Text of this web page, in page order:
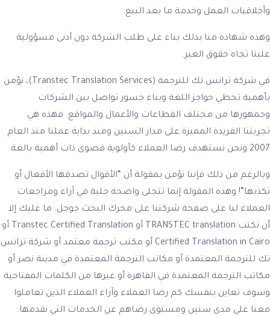
وأخلاقيات العمل وخدمة ما بعد البيع.
وهذه شهادة منا بذلك بناء على طلب الشركة دون أدنى مسؤولية
علينا تجاه حقوق الغير.
في شركة ترانس تك للترجمة (Transtec Translation Services)، نؤمن
بأهمية تخطي حواجز اللغة وبناء جسور تواصل بين الشركات
وجمهورها من مختلف القطاعات والأعمال والمواقع. فهذه هي
تجربتنا الفريدة المميزة على مدار السنين ومنذ بداية عملنا منذ العام
2007 ونحن نستهدف رضا العملاء كأولوية قصوى ذات أهمية بالغة.
وبالرغم من ذلك فإننا نؤمن بمقولة أن “الأقوال تصدقها الأفعال أو
تكذبها”! وهذه المقولة إنما تتجلى واضحة جلية في آراء ومراجعات
العملاء لنا على صفحة شركتنا على محرك البحث جوجل. ما عليك إلا
أن تكتب TRANSTEC translation أو Transtec Certified Translation أو
Certified Translation in Cairo أو مكتب ترجمة معتمد أو شركة ترانس
تك للترجمة المعتمدة أو مكاتب الترجمة المعتمدة في مدينة نصر أو
مكاتب الترجمة المعتمدة في القاهرة أو غيرها من الكلمات المفتاحية
وسوف تعاين بنفسك كم رضا العملاء وآراء العملاء الذين تعاملوا
معنا على مدى سنين ومستوى رضاهم عن الخدمات التي نقدمها.